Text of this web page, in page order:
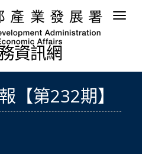
資訊網
【第232期】